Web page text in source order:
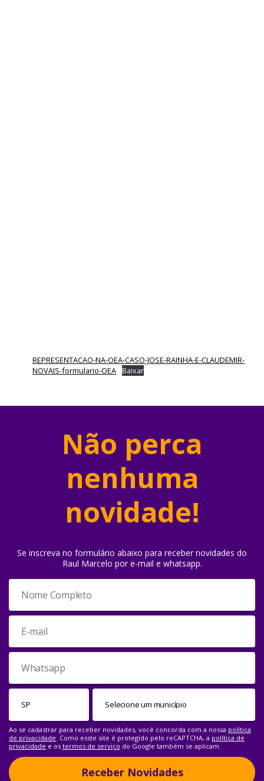
REPRESENTACAO-NA-OEA-CASO-JOSE-RAINHA-E-CLAUDEMIR-
NOVAIS-formulario-OEA Baixar
Não perca
nenhuma
novidade!
Se inscreva no formulário abaixo para receber novidades do
Raul Marcelo por e-mail e whatsapp.
Ao se cadastrar para receber novidades, você concorda com a nossa política
de privacidade . Como esste site é protegido pelo reCAPTCHA, a política de
privacidade e os termos de serviço do Google também se aplicam.
Receber Novidades